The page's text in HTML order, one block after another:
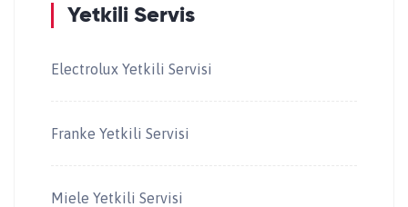
Yetkili Servis
Electrolux Yetkili Servisi
Franke Yetkili Servisi
Miele Yetkili Servisi